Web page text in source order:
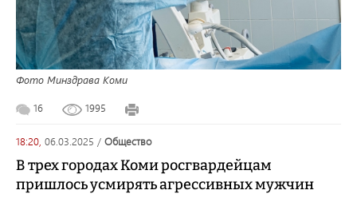
Фото Минздрава Коми
16 1995
18:20, 06.03.2025 / общество
В трех городах Коми росгвардейцам
пришлось усмирять агрессивных мужчин